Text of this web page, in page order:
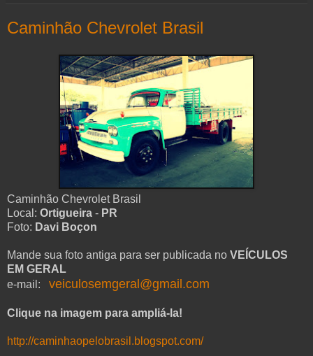
Caminhão Chevrolet Brasil
Caminhão Chevrolet Brasil
Local: Ortigueira - PR
Foto: Davi Boçon
Mande sua foto antiga para ser publicada no VEÍCULOS
EM GERAL
e-mail: veiculosemgeral@gmail.com
Clique na imagem para ampliá-la!
http://caminhaopelobrasil.blogspot.com/